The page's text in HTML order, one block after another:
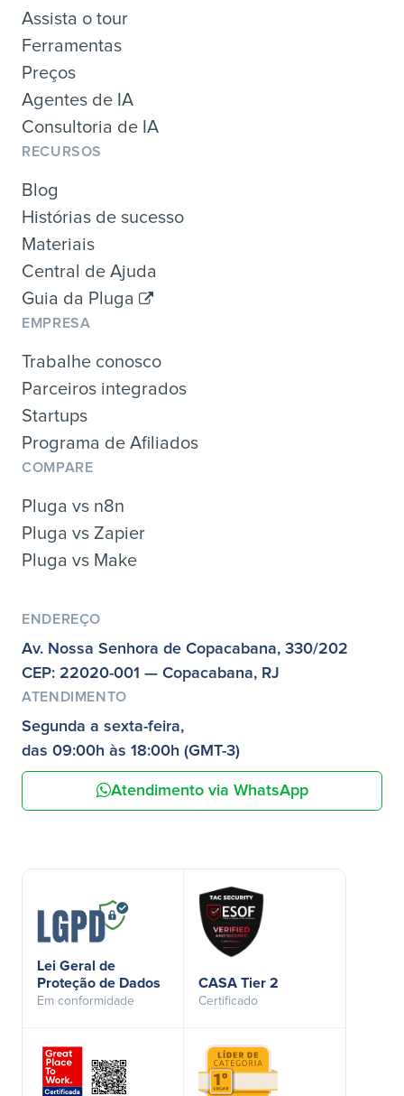
Assista o tour
Ferramentas
Preços
Agentes de IA
Consultoria de IA
RECURSOS
Blog
Histórias de sucesso
Materiais
Central de Ajuda
Guia da Pluga
EMPRESA
Trabalhe conosco
Parceiros integrados
Startups
Programa de Afiliados
COMPARE
Pluga vs n8n
Pluga vs Zapier
Pluga vs Make
ENDEREÇO
Av. Nossa Senhora de Copacabana, 330/202
CEP: 22020-001 — Copacabana, RJ
ATENDIMENTO
Segunda a sexta-feira,
das 09:00h às 18:00h (GMT-3)
Atendimento via WhatsApp
Lei Geral de
Proteção de Dados
Em conformidade
CASA Tier 2
Certificado